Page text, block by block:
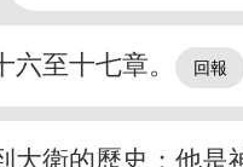
六至十七章。
大衛的歷史；他是